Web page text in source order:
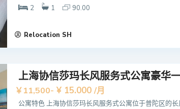
2
1 90.00
Relocation SH
上海协信莎玛长风服务式公寓豪华
￥11,500- ¥ 15.000 /月
公寓特色 上海协信莎玛长风服务式公寓位于普陀区的